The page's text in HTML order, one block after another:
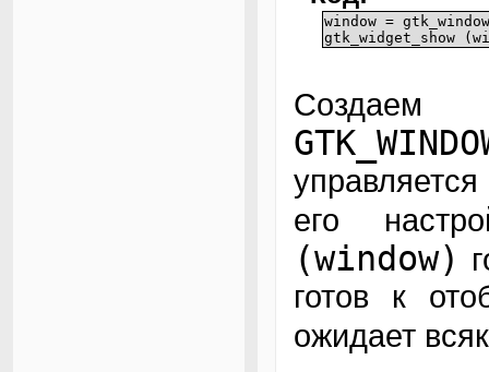
window =
gtk_widget_show
его
(window)
готов к
ожидает